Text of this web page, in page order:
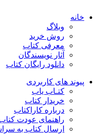
خانه
وبلاگ
روش خرید
معرفی کتاب
آثار نویسندگان
دانلود رایگان کتاب
پیوند های کاربردی
کتـاب یاب
خریدار کتاب
درباره کاراکتاب
راهنمای عودت
ارسال کتاب به